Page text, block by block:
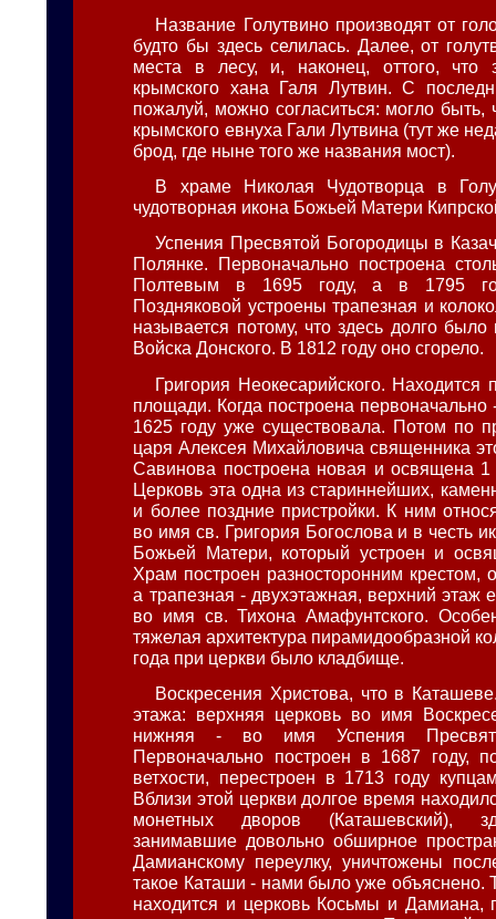
Название Голутвино производят от
будто бы здесь селилась. Далее, от
места в лесу, и, наконец, оттого, что
крымского хана Галя Лутвин. С
пожалуй, можно согласиться: могло быть,
крымского евнуха Гали Лутвина (тут же
брод, где ныне того же названия мост).
В храме Николая Чудотворца в
чудотворная икона Божьей Матери
Успения Пресвятой Богородицы в
Полянке. Первоначально построена
Полтевым в 1695 году, а в 1795
Поздняковой устроены трапезная и
называется потому, что здесь долго было
Войска Донского. В 1812 году оно сгорело.
Григория Неокесарийского. Находится
площади. Когда построена первоначально
1625 году уже существовала. Потом по
царя Алексея Михайловича священника
Савинова построена новая и освящена 1
Церковь эта одна из стариннейших,
и более поздние пристройки. К ним
во имя св. Григория Богослова и в честь
Божьей Матери, который устроен и
Храм построен разносторонним крестом,
а трапезная - двухэтажная, верхний этаж
во имя св. Тихона Амафунтского.
тяжелая архитектура пирамидообразной
года при церкви было кладбище.
Воскресения Христова, что в
этажа: верхняя церковь во имя
нижняя - во имя Успения
Первоначально построен в 1687 году,
ветхости, перестроен в 1713 году
Вблизи этой церкви долгое время
монетных дворов (Каташевский),
занимавшие довольно обширное
Дамианскому переулку, уничтожены
такое Каташи - нами было уже объяснено.
находится и церковь Косьмы и Дамиана,